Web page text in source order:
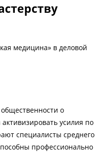
медицина» в деловой
о
усилия по
специалисты среднего
профессионально